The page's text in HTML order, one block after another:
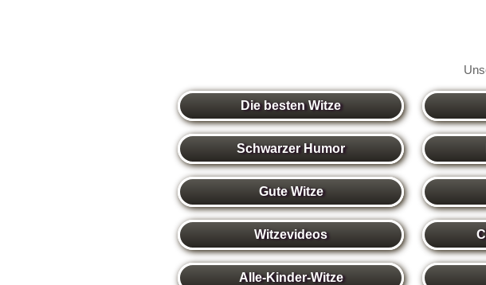
Die besten Witze
Schwarzer Humor
Gute Witze
Witzevideos
Alle-Kinder-Witze